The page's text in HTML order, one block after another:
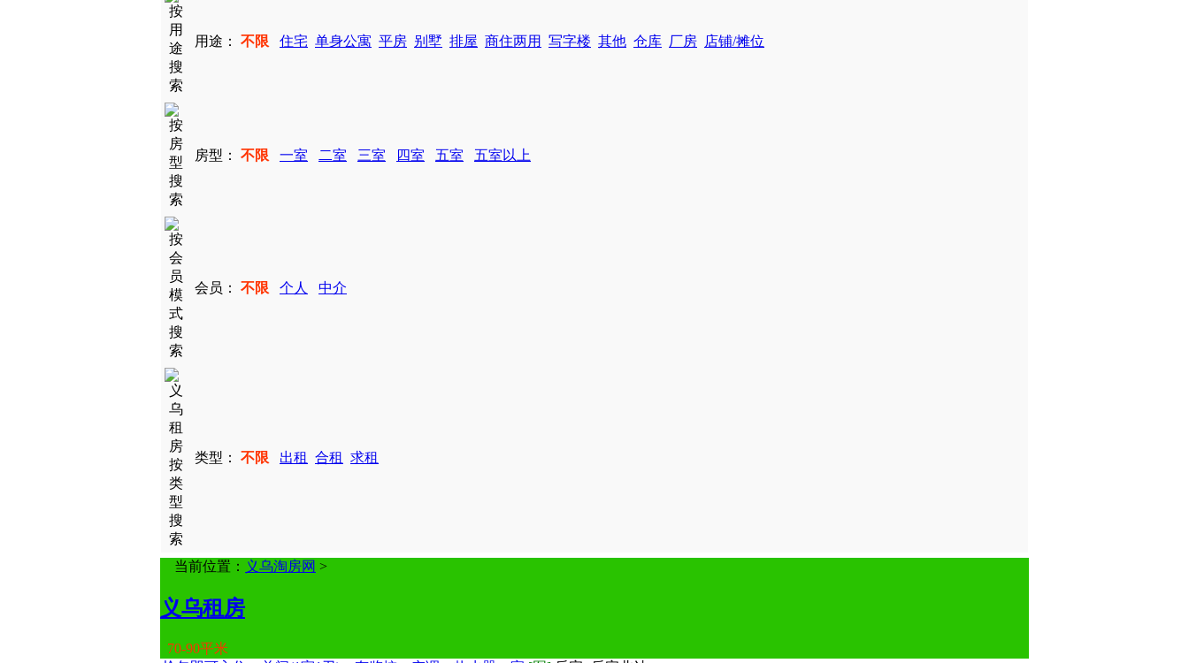
用途： 不限 住宅 单身公寓 平房 别墅 排屋 商住两用 写字楼 其他 仓库 厂房 店铺/摊位
房型： 不限 一室 二室 三室 四室 五室 五室以上
会员： 不限 个人 中介
类型： 不限 出租 合租 求租
当前位置： 义乌淘房网 >
义乌租房
70-90平米